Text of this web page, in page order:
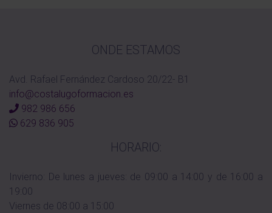
ONDE ESTAMOS
Avd. Rafael Fernández Cardoso 20/22- B1
info@costalugoformacion.es
982 986 656
629 836 905
HORARIO:
Invierno: De lunes a jueves: de 09:00 a 14:00 y de 16:00 a
19:00
Viernes de 08:00 a 15:00